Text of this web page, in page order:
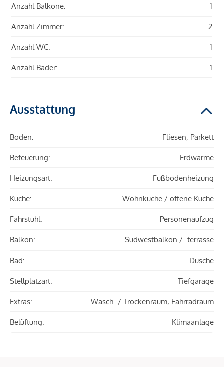
Anzahl Balkone: 1
Anzahl Zimmer: 2
Anzahl WC: 1
Anzahl Bäder: 1
Ausstattung
Boden: Fliesen, Parkett
Befeuerung: Erdwärme
Heizungsart: Fußbodenheizung
Küche: Wohnküche / offene Küche
Fahrstuhl: Personenaufzug
Balkon: Südwestbalkon / -terrasse
Bad: Dusche
Stellplatzart: Tiefgarage
Extras: Wasch- / Trockenraum, Fahrradraum
Belüftung: Klimaanlage